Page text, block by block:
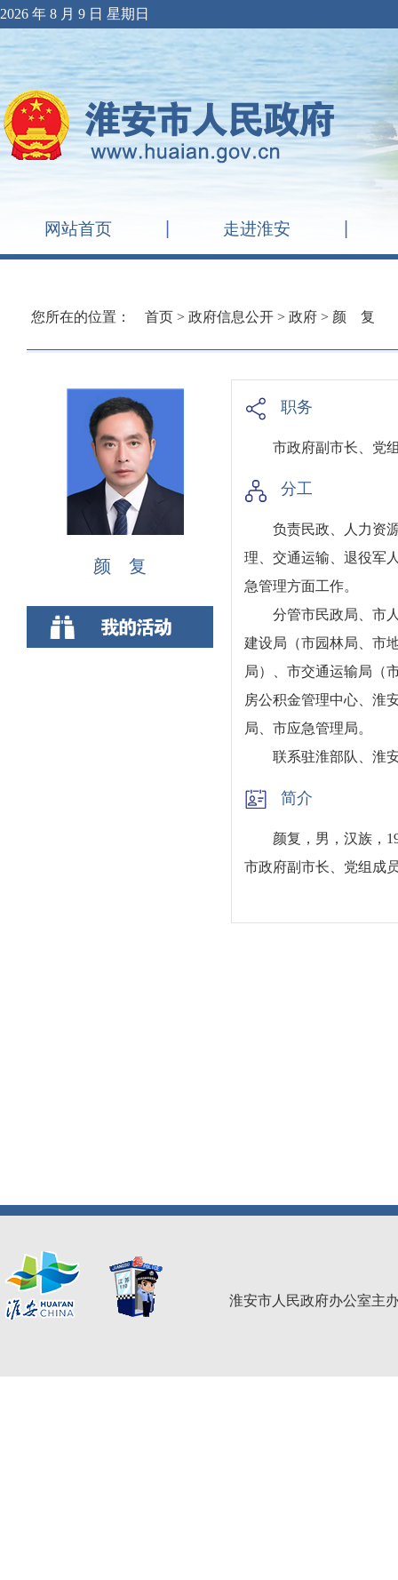
2026 年 8 月 9 日 星期日
网站首页 走进淮安
您所在的位置： 首页 > 政府信息公开 > 政府 > 颜 复
颜 复
职务
市政府副市长、党
分工
负责民政、人力资
理、交通运输、退役军
急管理方面工作。
分管市民政局、市
建设局（市园林局、市
局）、市交通运输局（
房公积金管理中心、淮
局、市应急管理局。
联系驻淮部队、淮
简介
颜复，男，汉族，
市政府副市长、党组成
淮安市人民政府办公室主